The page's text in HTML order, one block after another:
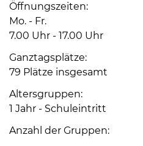
04192-
506-
zentrale@badbramstedt.de
Mo,
Di,
Fr
Öffnungszeiten:
Mo. - Fr.
7.00 Uhr - 17.00 Uhr
Ganztagsplätze:
79 Plätze insgesamt
Altersgruppen:
1 Jahr - Schuleintritt
Anzahl der Gruppen: